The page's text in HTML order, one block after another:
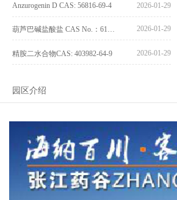
Anzurogenin D CAS: 56816-69-4 2026-01-29
2026-01-29
精胺二水合物CAS: 403982-64-9 2026-01-29
园区介绍